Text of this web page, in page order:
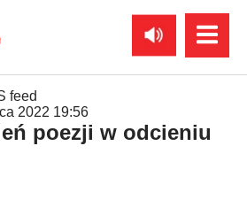
feed
2022 19:56
poezji w odcieniu